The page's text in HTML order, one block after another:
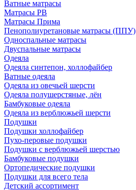
Ватные матрасы
Матрасы РВ
Матрасы Прима
Пенополиуретановые матрасы (ППУ)
Односпальные матрасы
Двуспальные матрасы
Одеяла
Одеяла синтепон, холлофайбер
Ватные одеяла
Одеяла из овечьей шерсти
Одеяла полушерстяные, лён
Бамбуковые одеяла
Одеяла из верблюжьей шерсти
Подушки
Подушки холлофайбер
Пухо-перовые подушки
Подушки с верблюжьей шерстью
Бамбуковые подушки
Ортопедические подушки
Подушки для всего тела
Детский ассортимент